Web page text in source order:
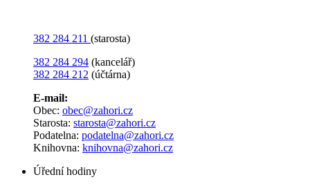
382 284 211 (starosta)
382 284 294 (kancelář)
382 284 212 (účtárna)
E-mail:
Obec: obec@zahori.cz
Starosta: starosta@zahori.cz
Podatelna: podatelna@zahori.cz
Knihovna: knihovna@zahori.cz
Úřední hodiny